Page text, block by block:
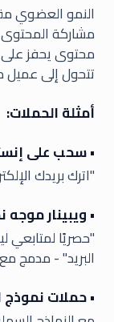
النمو العضوي
مشاركة المحتوى
محتوى يحفز
تتحول إلى
أمثلة الحملات:
• سحب على
"اترك بريدك
• ويبينار موجه
"حصريًا لمتابعي
البريد" - مدمج
• حملات نموذج